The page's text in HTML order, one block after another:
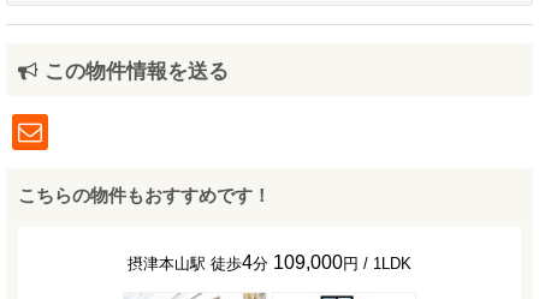
この物件情報を送る
こちらの物件もおすすめです！
摂津本山駅 徒歩4分 109,000円 / 1LDK